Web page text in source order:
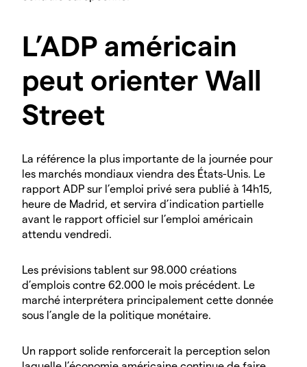
L’ADP américain
peut orienter Wall
Street
La référence la plus importante de la journée pour
les marchés mondiaux viendra des États-Unis. Le
rapport ADP sur l’emploi privé sera publié à 14h15,
heure de Madrid, et servira d’indication partielle
avant le rapport officiel sur l’emploi américain
attendu vendredi.
Les prévisions tablent sur 98.000 créations
d’emplois contre 62.000 le mois précédent. Le
marché interprétera principalement cette donnée
sous l’angle de la politique monétaire.
Un rapport solide renforcerait la perception selon